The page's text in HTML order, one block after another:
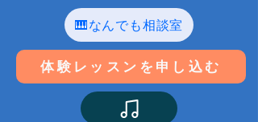
🎹なんでも相談室
体験レッスンを申し込む